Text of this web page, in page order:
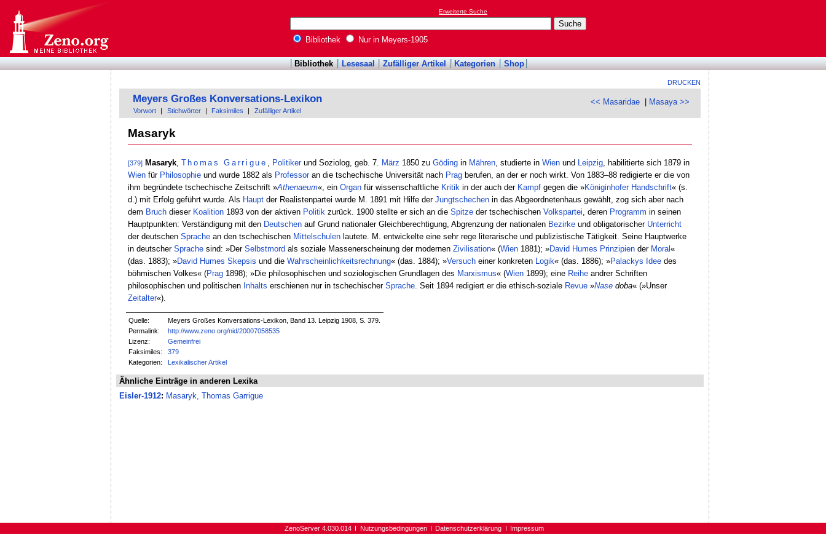
Erweiterte Suche
Bibliothek Nur in Meyers-1905
Bibliothek Lesesaal Zufälliger Artikel Kategorien Shop
DRUCKEN
<< Masaridae Masaya >>
Meyers Großes Konversations-Lexikon
Vorwort Stichwörter Faksimiles Zufälliger Artikel
Masaryk
[379] Masaryk, Thomas Garrigue Politikerund Soziolog, geb. 7. März 1850 zu Gödingin Mähren, studierte in Wienund Leipzig, habilitierte sich 1879 in
Wienfür Philosophieund wurde 1882 als Professoran die tschechische Universität nach Pragberufen, an der er noch wirkt. Von 1883–88 redigierte er die von
ihm begründete tschechische Zeitschrift »Athenaeum«, ein Organfür wissenschaftliche Kritik in der auch der Kampfgegen die »Königinhofer Handschrift« (s.
d.) mit Erfolg geführt wurde. Als Hauptder Realistenpartei wurde M. 1891 mit Hilfe der Jungtschechenin das Abgeordnetenhaus gewählt, zog sich aber nach
dem Bruchdieser Koalition1893 von der aktiven Politik zurück. 1900 stellte er sich an die Spitzeder tschechischen Volkspartei , deren Programm in seinen
Hauptpunkten: Verständigung mit den Deutschenauf Grund nationaler Gleichberechtigung, Abgrenzung der nationalen Bezirkeund obligatorischer Unterricht
der deutschen Sprachean den tschechischen Mittelschulenlautete. M. entwickelte eine sehr rege literarische und publizistische Tätigkeit. Seine Hauptwerke
in deutscher Sprachesind: »Der Selbstmord als soziale Massenerscheinung der modernen Zivilisation« (Wien1881); »David Humes Prinzipiender Moral «
(das. 1883); »David Humes Skepsis und die Wahrscheinlichkeitsrechnung« (das. 1884); »Versucheiner konkreten Logik« (das. 1886); »Palackys Ideedes
böhmischen Volkes« (Prag1898); »Die philosophischen und soziologischen Grundlagen des Marxismus« (Wien1899); eine Reiheandrer Schriften
philosophischen und politischen Inhalts erschienen nur in tschechischer Sprache. Seit 1894 redigiert er die ethisch-soziale Revue»Nasedoba« (»Unser
Zeitalter«).
Quelle:
Meyers Großes Konversations-Lexikon, Band 13. Leipzig 1908, S. 379.
Permalink:
http://www.zeno.org/nid/20007058535
Lizenz:
Gemeinfrei
Faksimiles:
379
Kategorien:
Lexikalischer Artikel
Ähnliche Einträge in anderen Lexika
Eisler-1912: Masaryk, Thomas Garrigue
ZenoServer 4.030.014 Nutzungsbedingungen Datenschutzerklärung Impressum